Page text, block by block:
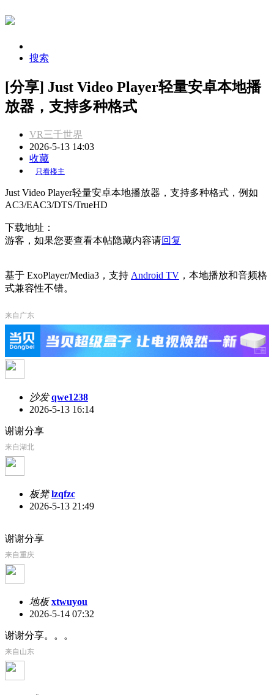
搜索
[分享] Just Video Player轻量安卓本地播
放器，支持多种格式
VR三千世界
2026-5-13 14:03
收藏
只看楼主
Just Video Player轻量安卓本地播放器，支持多种格式，例如
AC3/EAC3/DTS/TrueHD
下载地址：
游客，如果您要查看本帖隐藏内容请回复
基于 ExoPlayer/Media3，支持 Android TV ，本地播放和音频格
式兼容性不错。
来自广东
沙发 qwe1238
2026-5-13 16:14
谢谢分享
来自湖北
板凳 lzqfzc
2026-5-13 21:49
谢谢分享
来自重庆
地板 xtwuyou
2026-5-14 07:32
谢谢分享。。。
来自山东